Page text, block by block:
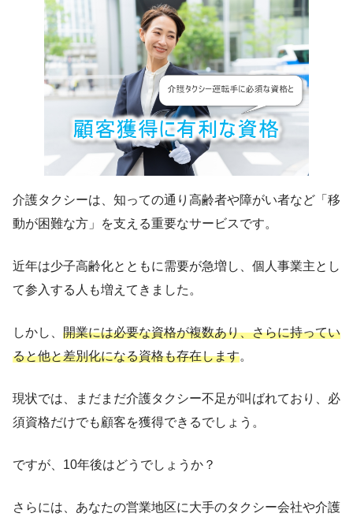
介護タクシーは、知っての通り高齢者や障がい者など「移
動が困難な方」を支える重要なサービスです。
近年は少子高齢化とともに需要が急増し、個人事業主とし
て参入する人も増えてきました。
しかし、 開業には必要な資格が複数あり、さらに持ってい
ると他と差別化になる資格も存在します。
現状では、まだまだ介護タクシー不足が叫ばれており、必
須資格だけでも顧客を獲得できるでしょう。
ですが、10年後はどうでしょうか？
さらには、あなたの営業地区に大手のタクシー会社や介護